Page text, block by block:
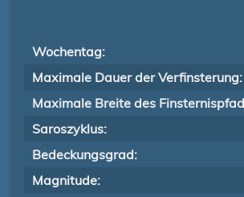
Wochentag:
Maximale Dauer der Verfinsterung:
Maximale Breite des
Saroszyklus:
Bedeckungsgrad:
Magnitude: